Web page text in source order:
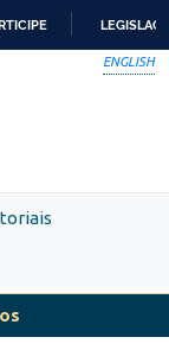
ENGLISH